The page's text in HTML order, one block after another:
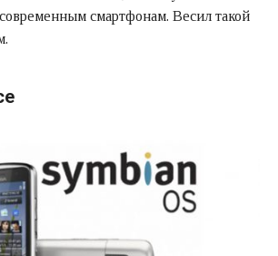
смартфонам. Весил такой